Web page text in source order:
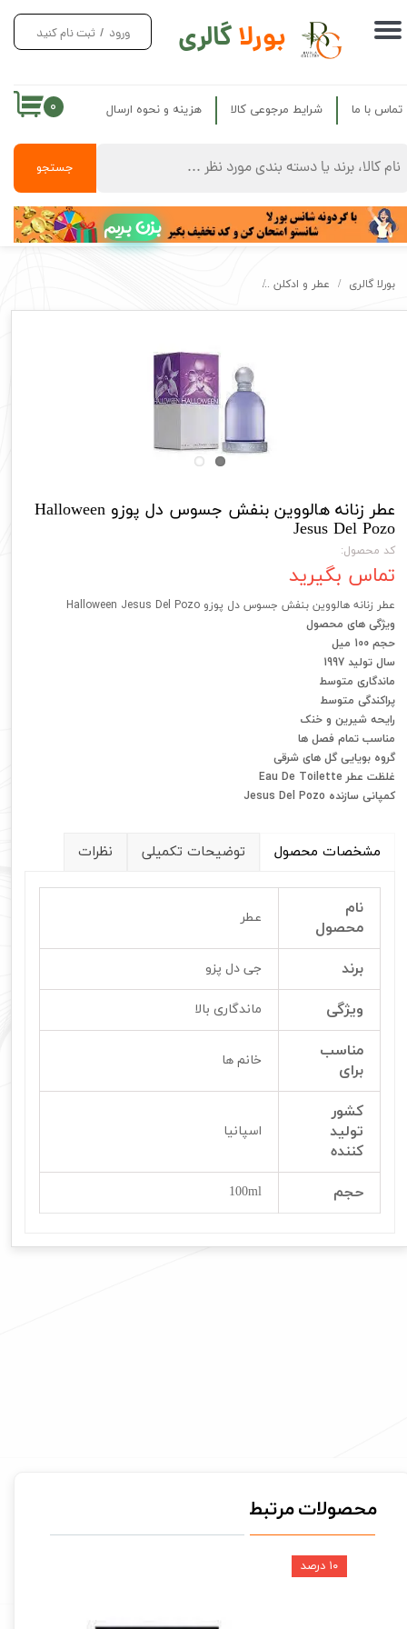
بورلاگالری
جستجو
ورود / ثبت نام کنید
حساب کاربری من
سفارشات
خروج از حساب کاربری
۰ تماس با ما شرایط مرجوعی کالا هزینه و نحوه ارسال
بزن بریم
بورلا گالری عطر و ادکلن
عطر زنانه هالووین بنفش جسوس دل پوزو Halloween
Jesus Del Pozo
کد محصول:
تماس بگیرید
عطر زنانه هالووین بنفش جسوس دل پوزو Halloween Jesus Del Pozo
ویژگی های محصول
حجم 100 میل
سال تولید 1997
ماندگاری متوسط
پراکندگی متوسط
رایحه شیرین و خنک
مناسب تمام فصل ها
گروه بویایی گل های شرقی
غلظت عطر Eau De Toilette
کمپانی سازنده Jesus Del Pozo
مشخصات محصول توضیحات تکمیلی نظرات
نام
محصول
عطر
برند جی دل پزو
ویژگی ماندگاری بالا
مناسب
برای
خانم ها
کشور
تولید
کننده
اسپانیا
حجم 100ml
محصولات مرتبط
۱۰ درصد